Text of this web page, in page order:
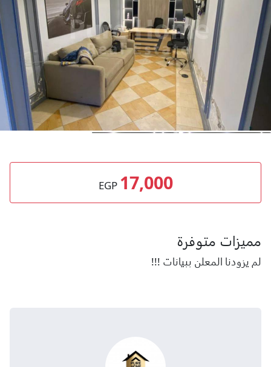
17,000
EGP
مميزات متوفرة
لم يزودنا المعلن ببيانات !!!